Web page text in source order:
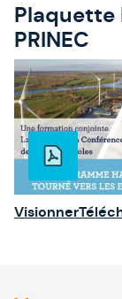
Plaquette
PRINEC
Visionner